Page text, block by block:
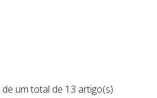
um total de 13 artigo(s)